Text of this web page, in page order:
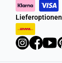
Lieferoptionen